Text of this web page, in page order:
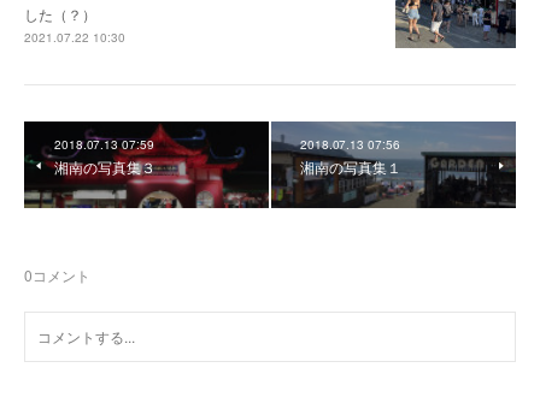
した（？）
2021.07.22 10:30
2018.07.13 07:59
湘南の写真集３
2018.07.13 07:56
湘南の写真集１
0コメント